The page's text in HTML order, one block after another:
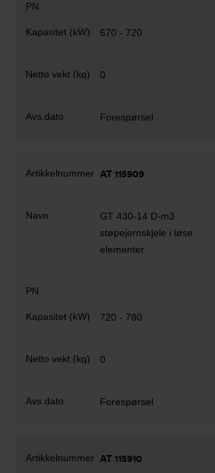
670 - 720
0
Forespørsel
AT 115909
GT 430-14 D-m3
støpejernskjele i løse
elementer
720 - 780
0
Forespørsel
AT 115910